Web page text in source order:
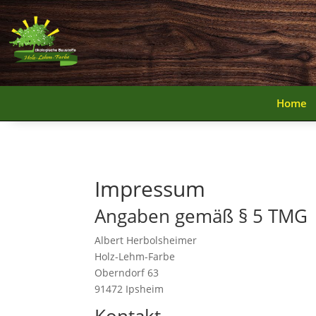
Home
Home
Impressum
Angaben gemäß § 5 TMG
Albert Herbolsheimer
Holz-Lehm-Farbe
Oberndorf 63
91472 Ipsheim